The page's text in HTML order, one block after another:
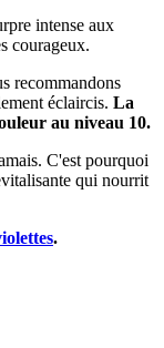
intense aux
courageux.
recommandons
éclaircis. La
au niveau 10.
C'est pourquoi
qui nourrit
.